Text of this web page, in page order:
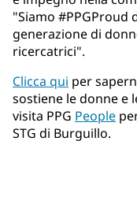
"Siamo #PPGProud
generazione di
ricercatrici".
Clicca qui per
sostiene le donne e
visita PPG People
STG di Burguillo.